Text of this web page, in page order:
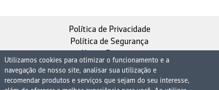
Política de Privacidade
Política de Segurança
Nosso Estatuto
Instituto de Longevidade MAG, uma empresa do
Utilizamos cookies para otimizar o funcionamento e a
navegação de nosso site, analisar sua utilização e
recomendar produtos e serviços que sejam do seu interesse,